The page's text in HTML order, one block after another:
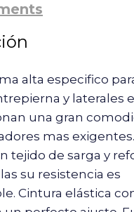
alta especifico
y laterales
una gran
mas exigentes.
tejido de sarga y
su resistencia es
Cintura elástica